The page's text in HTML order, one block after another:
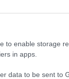
to enable storage
in apps.
data to be sent to